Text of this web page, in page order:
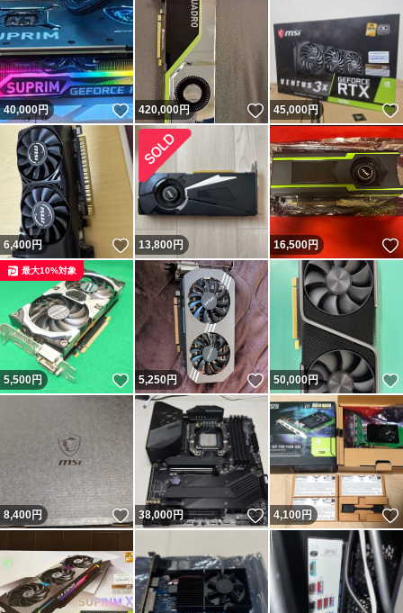
40,000円 いいね！
420,000円 いいね！
45,000円
6,400円 いいね！
13,800円 16,500円
5,500円 いいね！
最大10%対象
5,250円 いいね！
50,000円
8,400円 いいね！
38,000円 いいね！
4,100 円